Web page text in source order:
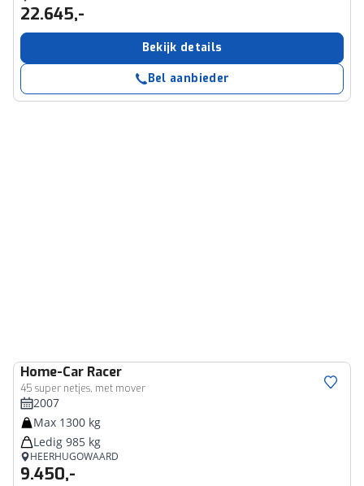
22.645,-
Bekijk details
Bel aanbieder
Home-Car Racer
45 super netjes, met mover
2007
Max 1300 kg
Ledig 985 kg
HEERHUGOWAARD
9.450,-